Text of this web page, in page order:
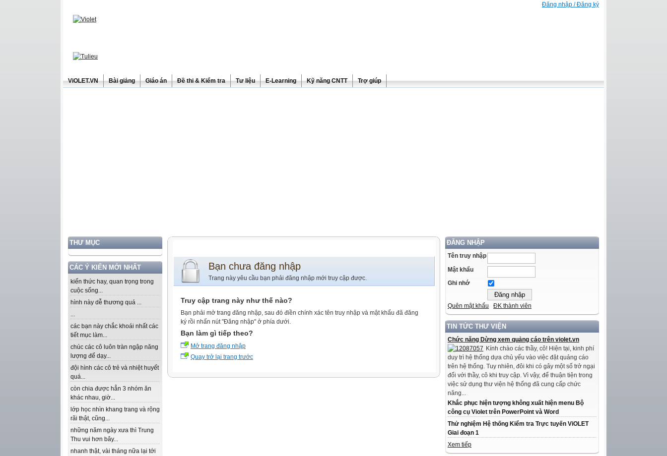
Đăng nhập / Đăng ký
ViOLET.VN Bài giảng Giáo án Đề thi & Kiểm tra Tư liệu E-Learning Kỹ năng CNTT Trợ giúp
THƯ MỤC
CÁC Ý KIẾN MỚI NHẤT
kiến thức hay, quan trọng trong
cuộc sống...
hình này dễ thương quá ...
...
các bạn này chắc khoái nhất các
tiết mục làm...
chúc các cô luôn tràn ngập năng
lượng để dạy...
đội hình các cô trẻ và nhiệt huyết
quá...
còn chia được hẳn 3 nhóm ăn
khác nhau, giờ...
lớp học nhìn khang trang và rộng
rãi thật, cũng...
những năm ngày xưa thì Trung
Thu vui hơn bây...
nhanh thật, vài tháng nữa lại tới
ĐĂNG NHẬP
Tên truy nhập
Mật khẩu
Ghi nhớ
Quên mật khẩu ĐK thành viên
TIN TỨC THƯ VIỆN
Chức năng Dừng xem quảng cáo trên violet.vn
Kính chào các thầy, cô! Hiện tại, kinh phí
duy trì hệ thống dựa chủ yếu vào việc đặt quảng cáo
trên hệ thống. Tuy nhiên, đôi khi có gây một số trở ngại
đối với thầy, cô khi truy cập. Vì vậy, để thuận tiện trong
việc sử dụng thư viện hệ thống đã cung cấp chức
năng...
Khắc phục hiện tượng không xuất hiện menu Bộ
công cụ Violet trên PowerPoint và Word
Thử nghiệm Hệ thống Kiểm tra Trực tuyến ViOLET
Giai đoạn 1
Xem tiếp
Bạn chưa đăng nhập
Trang này yêu cầu bạn phải đăng nhập mới truy cập được.
Truy cập trang này như thế nào?
Bạn phải mở trang đăng nhập, sau đó điền chính xác tên truy nhập và mật khẩu đã đăng
ký rồi nhấn nút "Đăng nhập" ở phía dưới.
Bạn làm gì tiếp theo?
Mở trang đăng nhập
Quay trở lại trang trước